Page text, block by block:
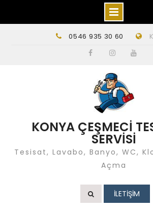
0546 935 30 60
KONYA ÇEŞMECİ
SERVİSİ
Tesisat, Lavabo, Banyo, WC,
Açma
İLETİŞİM